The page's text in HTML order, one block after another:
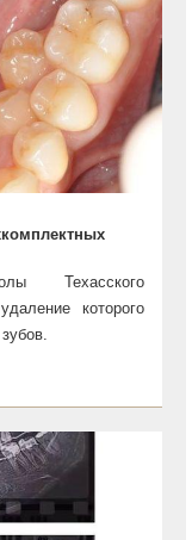
Техасского
которого